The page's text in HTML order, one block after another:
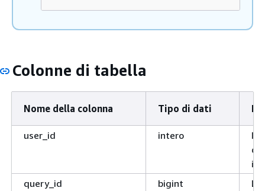
Colonne di tabella
Nome della colonna Tipo di dati
user_id intero
query_id
bigint